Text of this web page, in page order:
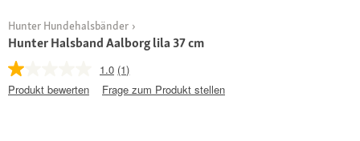
Hunter Hundehalsbänder
Hunter Halsband Aalborg lila 37 cm
1.0 (1)
Produkt bewerten
Frage zum Produkt stellen